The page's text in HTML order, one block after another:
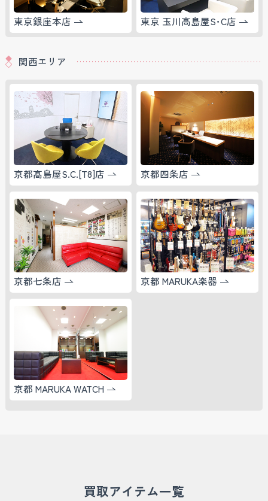
東京銀座本店 東京 玉川高島屋S･C店
関西エリア
京都髙島屋S.C.[T8]店 京都四条店
京都七条店 京都 MARUKA楽器
京都 MARUKA WATCH
買取アイテム一覧